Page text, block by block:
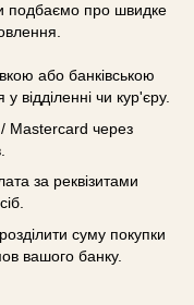
подбаємо про швидке
або банківською
відділенні чи кур'єру.
Mastercard через
за реквізитами
суму покупки
вашого банку.